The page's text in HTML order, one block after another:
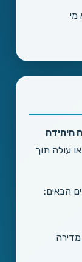
מי
היחידה
עולה תוך
הבאים:
מדירה